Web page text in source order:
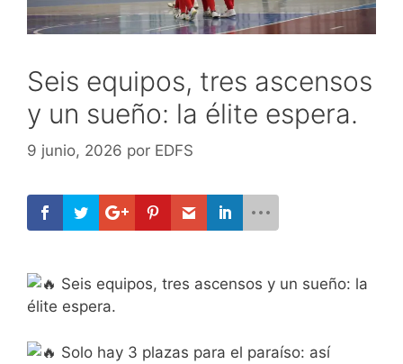
Seis equipos, tres ascensos
y un sueño: la élite espera.
9 junio, 2026 por EDFS
Seis equipos, tres ascensos y un sueño: la
élite espera.
Solo hay 3 plazas para el paraíso: así